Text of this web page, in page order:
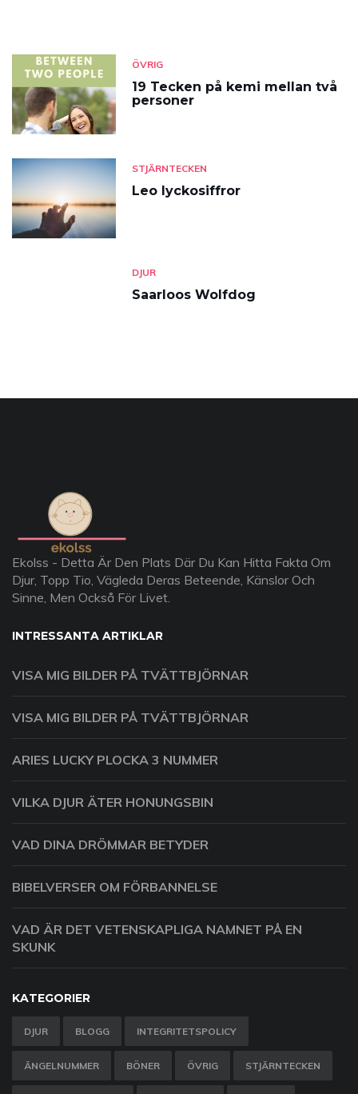
ÖVRIG
19 Tecken på kemi mellan två
personer
STJÄRNTECKEN
Leo lyckosiffror
DJUR
Saarloos Wolfdog
Ekolss - Detta Är Den Plats Där Du Kan Hitta Fakta Om
Djur, Topp Tio, Vägleda Deras Beteende, Känslor Och
Sinne, Men Också För Livet.
INTRESSANTA ARTIKLAR
VISA MIG BILDER PÅ TVÄTTBJÖRNAR
VISA MIG BILDER PÅ TVÄTTBJÖRNAR
ARIES LUCKY PLOCKA 3 NUMMER
VILKA DJUR ÄTER HONUNGSBIN
VAD DINA DRÖMMAR BETYDER
BIBELVERSER OM FÖRBANNELSE
VAD ÄR DET VETENSKAPLIGA NAMNET PÅ EN
SKUNK
KATEGORIER
DJUR BLOGG INTEGRITETSPOLICY
ÄNGELNUMMER BÖNER ÖVRIG STJÄRNTECKEN